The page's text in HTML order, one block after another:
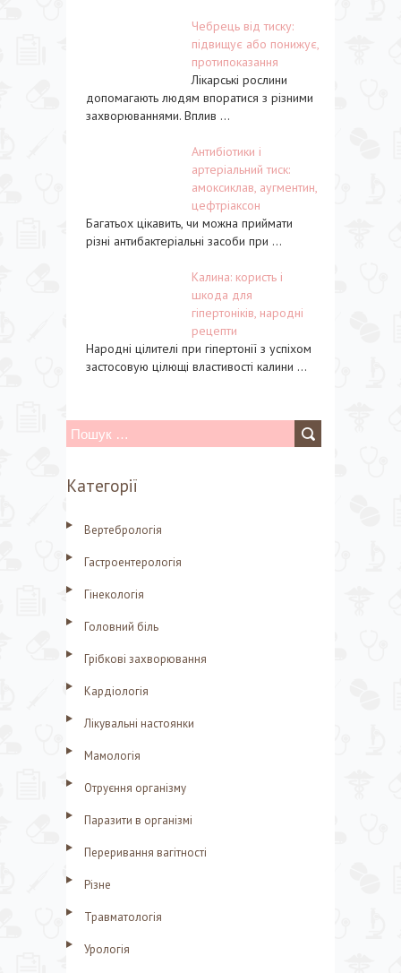
Чебрець від тиску:
підвищує або понижує,
протипоказання
Лікарські рослини
допомагають людям впоратися з різними
захворюваннями. Вплив ...
Антибіотики і
артеріальний тиск:
амоксиклав, аугментин,
цефтріаксон
Багатьох цікавить, чи можна приймати
різні антибактеріальні засоби при ...
Калина: користь і
шкода для
гіпертоніків, народні
рецепти
Народні цілителі при гіпертонії з успіхом
застосовую цілющі властивості калини ...
П
ш
Категорії
Вертебрологія
Гастроентерологія
Гінекологія
Головний біль
Грібкові захворювання
Кардіологія
Лікувальні настоянки
Мамологія
Отруєння організму
Паразити в організмі
Переривання вагітності
Різне
Травматологія
Урологія